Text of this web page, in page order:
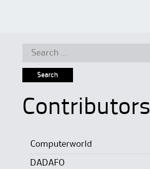
Search
Contributors
Computerworld
DADAFO